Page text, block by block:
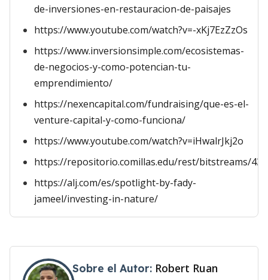
de-inversiones-en-restauracion-de-paisajes
https://www.youtube.com/watch?v=-xKj7EzZzOs
https://www.inversionsimple.com/ecosistemas-
de-negocios-y-como-potencian-tu-
emprendimiento/
https://nexencapital.com/fundraising/que-es-el-
venture-capital-y-como-funciona/
https://www.youtube.com/watch?v=iHwalrJkj2o
https://repositorio.comillas.edu/rest/bitstreams/
https://alj.com/es/spotlight-by-fady-
jameel/investing-in-nature/
Sobre el Autor: Robert Ruan